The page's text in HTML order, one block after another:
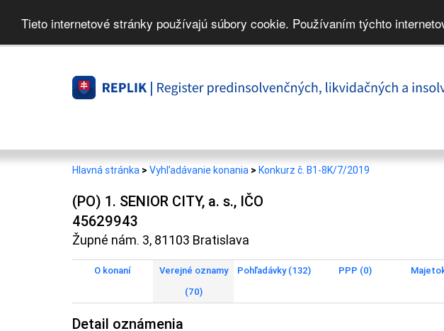
Tieto internetové stránky používajú súbory cookie. Používaním týchto
Hlavná stránka > Vyhľadávanie konania > Konkurz č. B1-8K/7/2019
(PO) 1. SENIOR CITY, a. s., IČO
45629943
Župné nám. 3, 81103 Bratislava
O konaní
Verejné oznamy
(70)
Pohľadávky (132) PPP (0)
Detail oznámenia